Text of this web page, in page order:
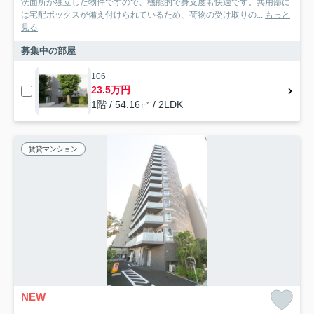
洗面所が独立した物件ですので、機能的で身支度も快適です。共用部に
は宅配ボックスが備え付けられているため、荷物の受け取りの... もっと
見る
募集中の部屋
106
23.5万円
1階 / 54.16㎡ / 2LDK
賃貸マンション
NEW